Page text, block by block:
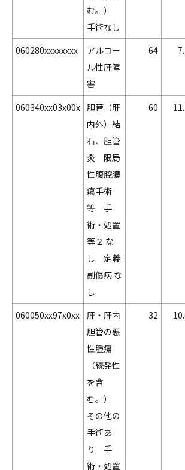
む。）
手術なし
060280xxxxxxxx
アルコー
ル性肝障
害
64
060340xx03x00x 胆管（肝
内外）結
石、胆管
炎 限局
性腹腔膿
瘍手術
等 手
術・処置
等２ な
し 定義
副傷病 な
し
60
060050xx97x0xx
肝・肝内
胆管の悪
性腫瘍
（続発性
を含
む。）
その他の
手術あ
り 手
術・処置
32